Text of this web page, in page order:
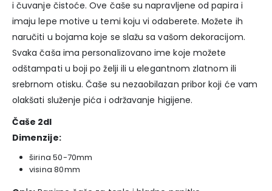
i čuvanje čistoće. Ove čaše su napravljene od papira i
imaju lepe motive u temi koju vi odaberete. Možete ih
naručiti u bojama koje se slažu sa vašom dekoracijom.
Svaka čaša ima personalizovano ime koje možete
odštampati u boji po želji ili u elegantnom zlatnom ili
srebrnom otisku. Čaše su nezaobilazan pribor koji će vam
olakšati služenje pića i održavanje higijene.
Čaše 2dl
Dimenzije:
širina 50-70mm
visina 80mm